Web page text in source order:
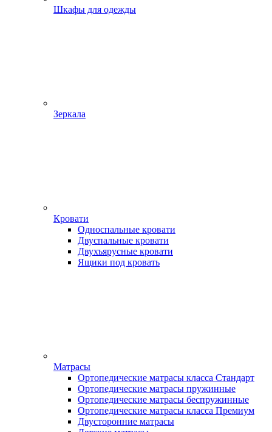
Шкафы для одежды
Зеркала
Кровати
Односпальные кровати
Двуспальные кровати
Двухъярусные кровати
Ящики под кровать
Матрасы
Ортопедические матрасы класса Стандарт
Ортопедические матрасы пружинные
Ортопедические матрасы беспружинные
Ортопедические матрасы класса Премиум
Двусторонние матрасы